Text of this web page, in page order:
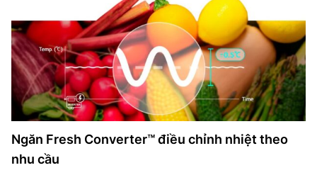
Ngăn Fresh Converter™ điều chỉnh nhiệt theo
nhu cầu